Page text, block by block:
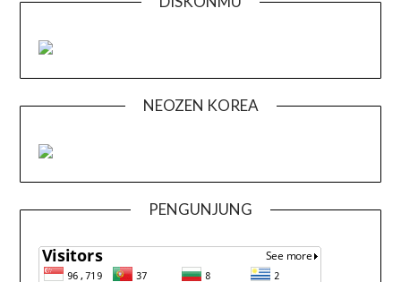
NEOZEN KOREA
PENGUNJUNG